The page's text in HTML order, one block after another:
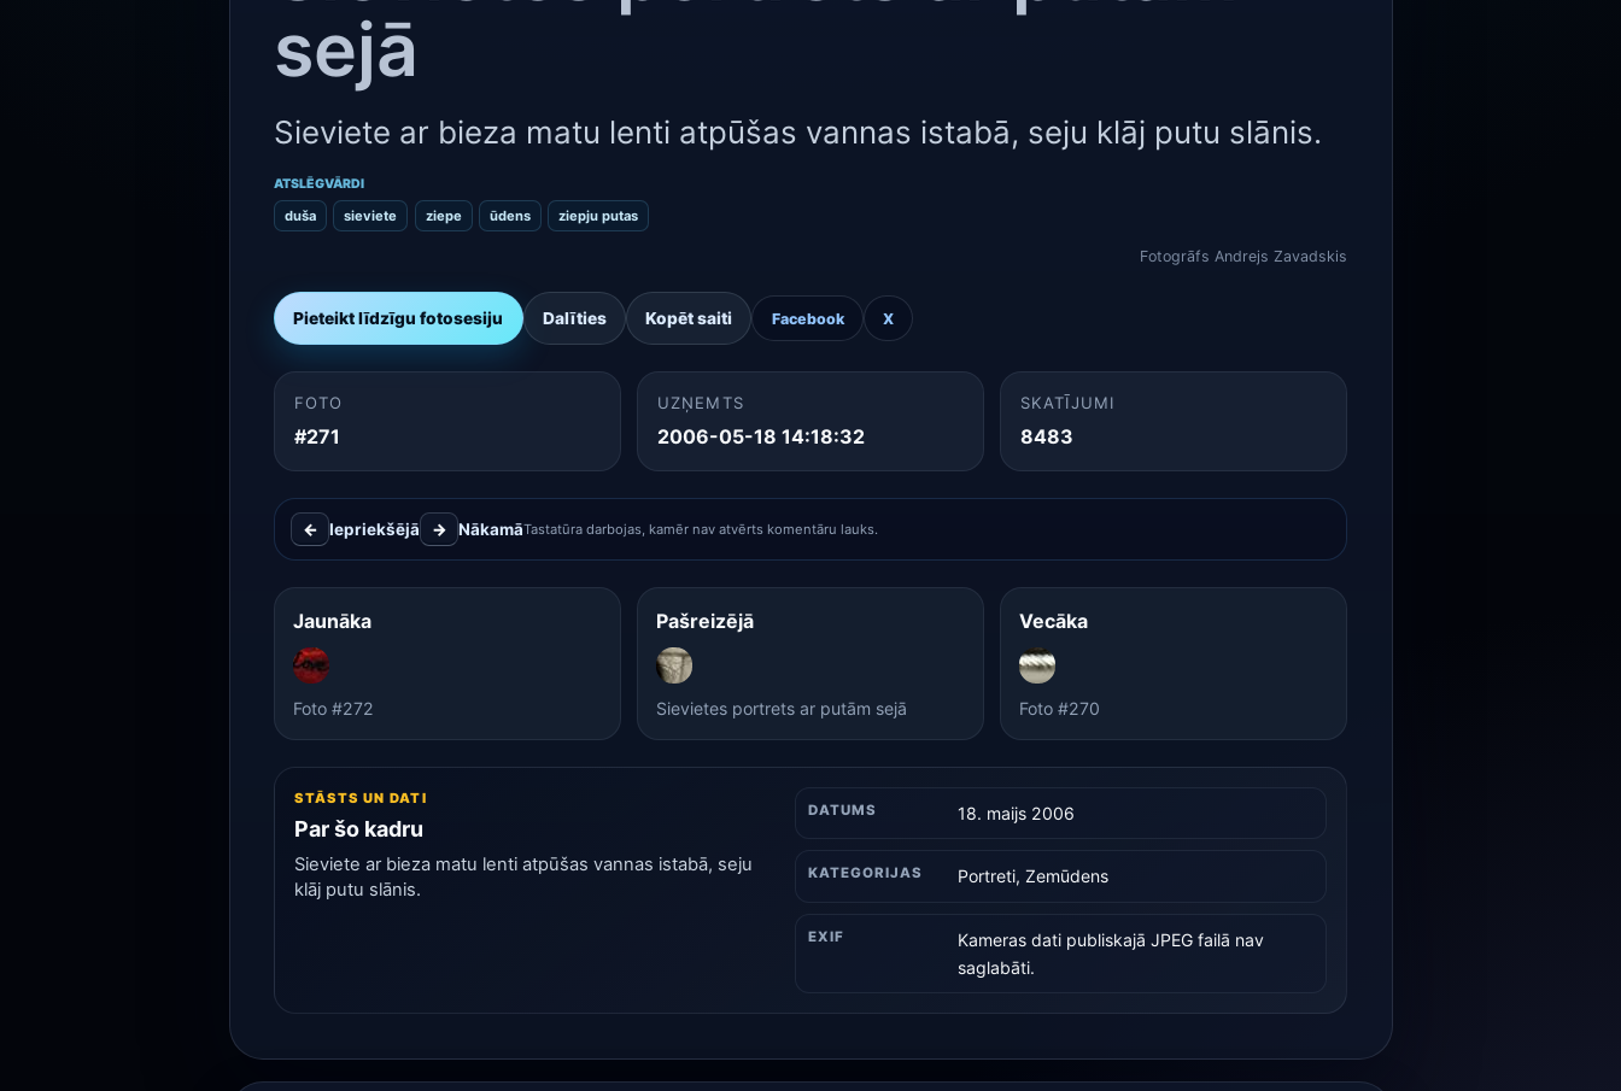
sejā
Sieviete ar bieza matu lenti atpūšas vannas istabā, seju klāj putu slānis.
ATSLĒGVĀRDI
duša sieviete ziepe ūdens ziepju putas
Fotogrāfs Andrejs Zavadskis
Pieteikt līdzīgu fotosesiju Dalīties Kopēt saiti Facebook X
FOTO
#271
UZŅEMTS
2006-05-18 14:18:32
SKATĪJUMI
8483
← Iepriekšējā → NākamāTastatūra darbojas, kamēr nav atvērts komentāru lauks.
Jaunāka
Foto #272
Pašreizējā
Sievietes portrets ar putām sejā
Vecāka
Foto #270
STĀSTS UN DATI
Par šo kadru
Sieviete ar bieza matu lenti atpūšas vannas istabā, seju
klāj putu slānis.
DATUMS 18. maijs 2006
KATEGORIJAS Portreti, Zemūdens
EXIF
Kameras dati publiskajā JPEG failā nav
saglabāti.